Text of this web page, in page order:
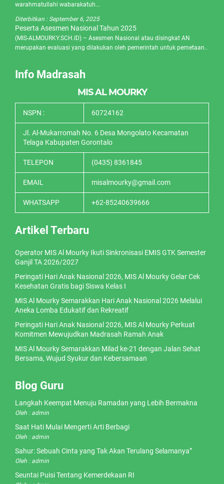
warahmatullahi wabarakatuh...
Diterbitkan : September 6, 2025
Peserta Asesmen Nasional Tahun 2025
(MIS-ALMOURKY.SCH.ID) – Asesmen Nasional atau disingkat AN
merupakan evaluasi yang dilakukan oleh pemerintah untuk pemetaan..
Info Madrasah
MIS AL MOURKY
NSPN : 60724162
Jl. Al-Mukarromah No. 6 Desa Mongolato Kecamatan
Telaga Kabupaten Gorontalo
TELEPON (0435) 8361845
EMAIL misalmourky@gmail.com
WHATSAPP +62-85240639666
Artikel Terbaru
Operator MIS Al Mourky Ikuti Sinkronisasi EMIS GTK Semester
Ganjil TA 2026/2027
Peringati Hari Anak Nasional 2026, MIS Al Mourky Gelar Cek
Kesehatan Gratis bagi Siswa Kelas I
MIS Al Mourky Semarakkan Hari Anak Nasional 2026 Melalui
Aneka Lomba Edukatif dan Rekreatif
Peringati Hari Anak Nasional 2026, MIS Al Mourky Perkuat
Komitmen Mewujudkan Madrasah Ramah Anak
MIS Al Mourky Semarakkan Milad ke-21 dengan Jalan Sehat
Bersama, Wujud Syukur dan Kebersamaan
Blog Guru
Langkah Keempat Menuju Ramadan yang Lebih Bermakna
Oleh : admin
Saat Hati Mulai Mengerti Arti Berbagi
Oleh : admin
Sahur: Sebuah Cinta yang Tak Akan Terulang Selamanya”
Oleh : admin
Seuntai Puisi Tentang Kemerdekaan RI